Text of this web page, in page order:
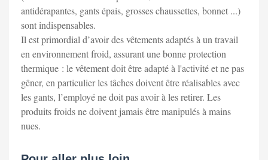
antidérapantes, gants épais, grosses chaussettes, bonnet ...)
sont indispensables.
Il est primordial d’avoir des vêtements adaptés à un travail
en environnement froid, assurant une bonne protection
thermique : le vêtement doit être adapté à l'activité et ne pas
gêner, en particulier les tâches doivent être réalisables avec
les gants, l’employé ne doit pas avoir à les retirer. Les
produits froids ne doivent jamais être manipulés à mains
nues.